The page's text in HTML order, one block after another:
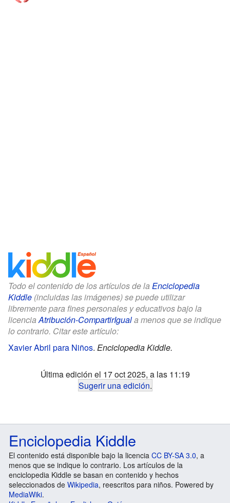
Todo el contenido de los artículos de la Enciclopedia
Kiddle (incluidas las imágenes) se puede utilizar
libremente para fines personales y educativos bajo la
licenciaAtribución-CompartirIguala menos que se indique
lo contrario. Citar este artículo:
Xavier Abril para Niños. Enciclopedia Kiddle.
Última edición el 17 oct 2025, a las 11:19
Sugerir una edición.
Enciclopedia Kiddle
El contenido está disponible bajo la licencia CC BY-SA 3.0, a
menos que se indique lo contrario. Los artículos de la
enciclopedia Kiddle se basan en contenido y hechos
seleccionados de Wikipedia, reescritos para niños. Powered by
MediaWiki.